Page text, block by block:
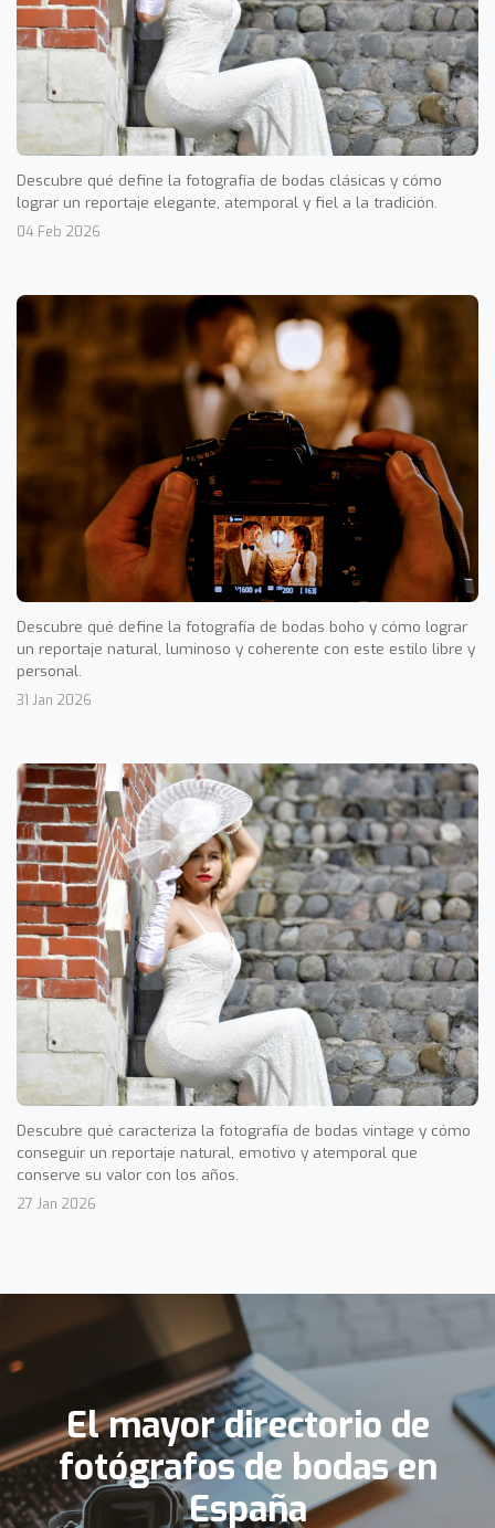
Descubre qué define la fotografía de bodas clásicas y cómo
lograr un reportaje elegante, atemporal y fiel a la tradición.
04 Feb 2026
Descubre qué define la fotografía de bodas boho y cómo lograr
un reportaje natural, luminoso y coherente con este estilo libre y
personal.
31 Jan 2026
Descubre qué caracteriza la fotografía de bodas vintage y cómo
conseguir un reportaje natural, emotivo y atemporal que
conserve su valor con los años.
27 Jan 2026
El mayor directorio de
fotógrafos de bodas en
España